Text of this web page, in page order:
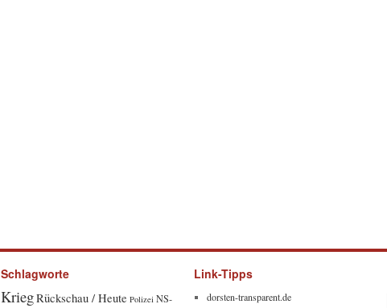
Schlagworte
KriegRückschau / Heute Polizei NS-
Link-Tipps
dorsten-transparent.de